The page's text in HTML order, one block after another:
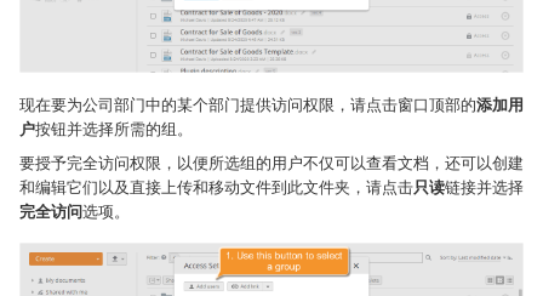
现在要为公司部门中的某个部门提供访问权限，请点击窗口顶部的添加用
户按钮并选择所需的组。
要授予完全访问权限，以便所选组的用户不仅可以查看文档，还可以创建
和编辑它们以及直接上传和移动文件到此文件夹，请点击只读链接并选择
完全访问选项。